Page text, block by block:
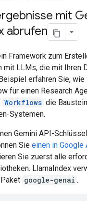
mit
abrufen
Framework zum
mit LLMs, die mit Ihren
erfahren Sie,
für einen Research
Workflows die
Systemen.
Gemini API-
Sie einen in Google
Sie zuerst alle
LlamaIndex
google-genai .